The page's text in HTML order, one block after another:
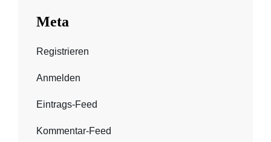
Meta
Registrieren
Anmelden
Eintrags-Feed
Kommentar-Feed